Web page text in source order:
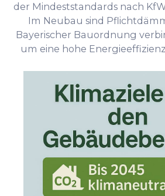
der Mindeststandards nach
Im Neubau sind
Bayerischer Bauordnung
um eine hohe